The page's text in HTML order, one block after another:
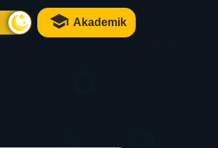
Akademik